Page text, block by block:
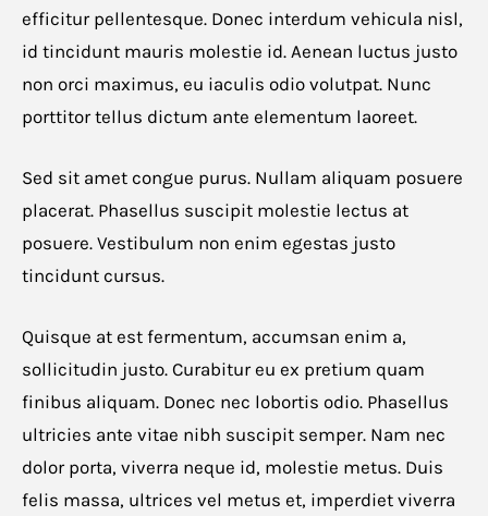
Cancel
efficitur pellentesque. Donec interdum vehicula nisl,
id tincidunt mauris molestie id. Aenean luctus justo
non orci maximus, eu iaculis odio volutpat. Nunc
porttitor tellus dictum ante elementum laoreet.
Sed sit amet congue purus. Nullam aliquam posuere
placerat. Phasellus suscipit molestie lectus at
posuere. Vestibulum non enim egestas justo
tincidunt cursus.
Quisque at est fermentum, accumsan enim a,
sollicitudin justo. Curabitur eu ex pretium quam
finibus aliquam. Donec nec lobortis odio. Phasellus
ultricies ante vitae nibh suscipit semper. Nam nec
dolor porta, viverra neque id, molestie metus. Duis
felis massa, ultrices vel metus et, imperdiet viverra